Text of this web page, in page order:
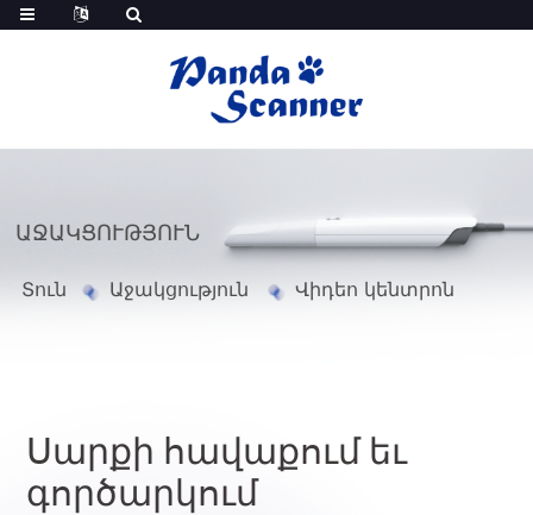
ԱՋԱԿՑՈՒԹՅՈՒՆ
Տուն Աջակցություն Վիդեո կենտրոն
Սարքի հավաքում եւ
գործարկում